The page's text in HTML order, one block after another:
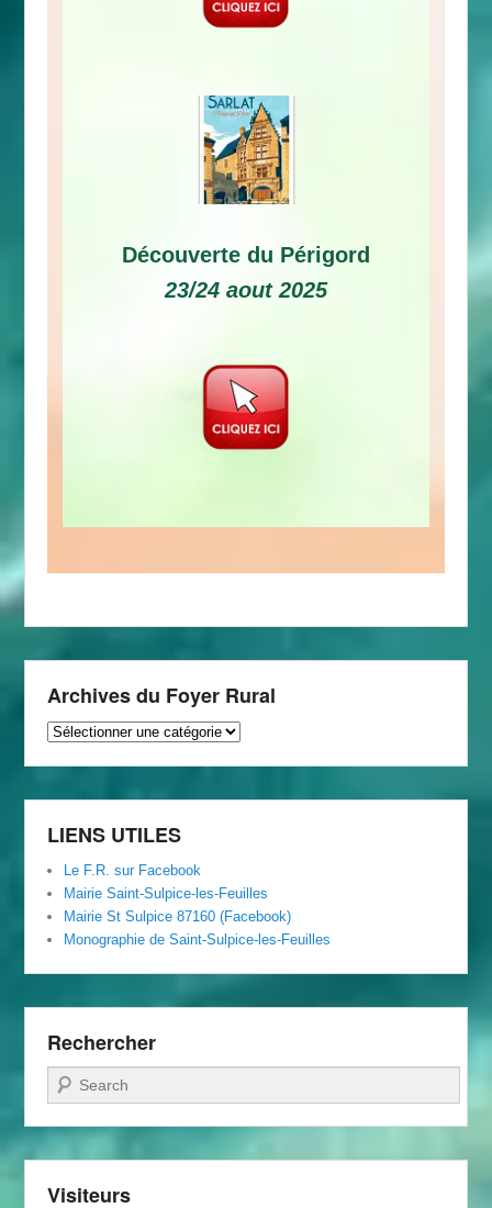
Découverte du Périgord
23/24 aout 2025
Archives du Foyer Rural
Archives
Rural
LIENS UTILES
Le F.R. sur Facebook
Mairie Saint-Sulpice-les-Feuilles
Mairie St Sulpice 87160 (Facebook)
Monographie de Saint-Sulpice-les-Feuilles
Rechercher
Recherche
Visiteurs